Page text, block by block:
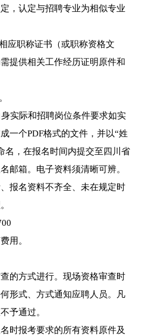
，认定与招聘专业为相似专业
应职称证书（或职称资格文
提供相关工作经历证明原件和
实际和招聘岗位条件要求如实
一个PDF格式的文件，并以“姓
名，在报名时间内提交至四川省
邮箱。电子资料须清晰可辨。
报名资料不齐全、未在规定时
用。
的方式进行。现场资格审查时
形式、方式通知应聘人员。凡
予通过。
时报考要求的所有资料原件及